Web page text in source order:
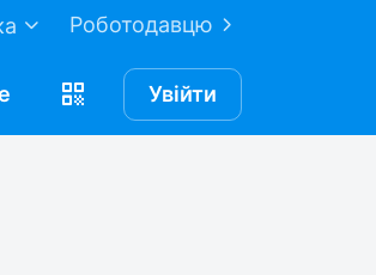
Роботодавцю
Увійти